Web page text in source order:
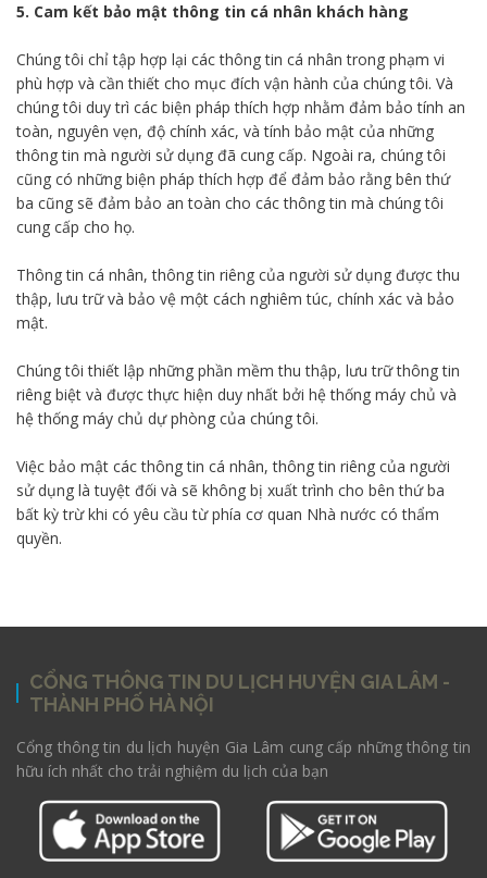
5. Cam kết bảo mật thông tin cá nhân khách hàng
Chúng tôi chỉ tập hợp lại các thông tin cá nhân trong phạm vi
phù hợp và cần thiết cho mục đích vận hành của chúng tôi. Và
chúng tôi duy trì các biện pháp thích hợp nhằm đảm bảo tính an
toàn, nguyên vẹn, độ chính xác, và tính bảo mật của những
thông tin mà người sử dụng đã cung cấp. Ngoài ra, chúng tôi
cũng có những biện pháp thích hợp để đảm bảo rằng bên thứ
ba cũng sẽ đảm bảo an toàn cho các thông tin mà chúng tôi
cung cấp cho họ.
Thông tin cá nhân, thông tin riêng của người sử dụng được thu
thập, lưu trữ và bảo vệ một cách nghiêm túc, chính xác và bảo
mật.
Chúng tôi thiết lập những phần mềm thu thập, lưu trữ thông tin
riêng biệt và được thực hiện duy nhất bởi hệ thống máy chủ và
hệ thống máy chủ dự phòng của chúng tôi.
Việc bảo mật các thông tin cá nhân, thông tin riêng của người
sử dụng là tuyệt đối và sẽ không bị xuất trình cho bên thứ ba
bất kỳ trừ khi có yêu cầu từ phía cơ quan Nhà nước có thẩm
quyền.
CỔNG THÔNG TIN DU LỊCH HUYỆN GIA LÂM -
THÀNH PHỐ HÀ NỘI
Cổng thông tin du lịch huyện Gia Lâm cung cấp những thông tin
hữu ích nhất cho trải nghiệm du lịch của bạn